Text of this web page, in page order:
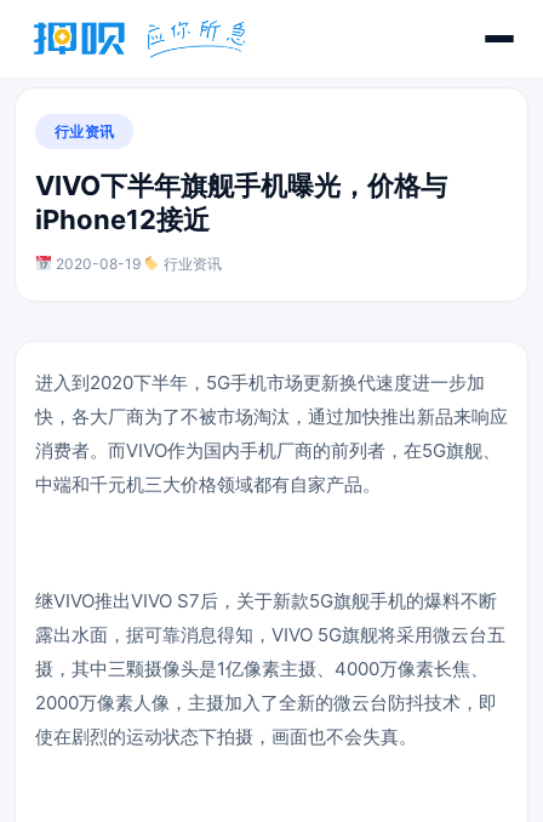
行业资讯
VIVO下半年旗舰手机曝光，价格与
iPhone12接近
2020-08-19· 行业资讯
进入到2020下半年，5G手机市场更新换代速度进一步加
快，各大厂商为了不被市场淘汰，通过加快推出新品来响应
消费者。而VIVO作为国内手机厂商的前列者，在5G旗舰、
中端和千元机三大价格领域都有自家产品。
继VIVO推出VIVO S7后，关于新款5G旗舰手机的爆料不断
露出水面，据可靠消息得知，VIVO 5G旗舰将采用微云台五
摄，其中三颗摄像头是1亿像素主摄、4000万像素长焦、
2000万像素人像，主摄加入了全新的微云台防抖技术，即
使在剧烈的运动状态下拍摄，画面也不会失真。